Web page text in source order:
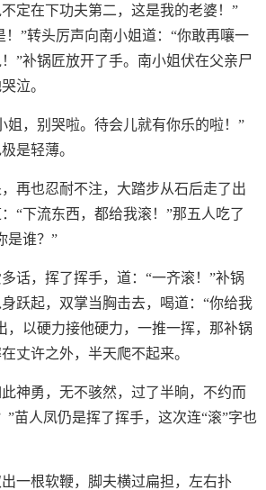
定在下功夫第二，这是我的老婆！”
！”转头厉声向南小姐道：“你敢再嚷一
”补锅匠放开了手。南小姐伏在父亲尸
泣。
姐，别哭啦。待会儿就有你乐的啦！”
是轻薄。
再也忍耐不注，大踏步从石后走了出
“下流东西，都给我滚！”那五人吃了
是谁？”
话，挥了挥手，道：“一齐滚！”补锅
跃起，双掌当胸击去，喝道：“你给我
，以硬力接他硬力，一推一挥，那补锅
丈许之外，半天爬不起来。
神勇，无不骇然，过了半晌，不约而
”苗人凤仍是挥了挥手，这次连“滚”字也
一根软鞭，脚夫横过扁担，左右扑